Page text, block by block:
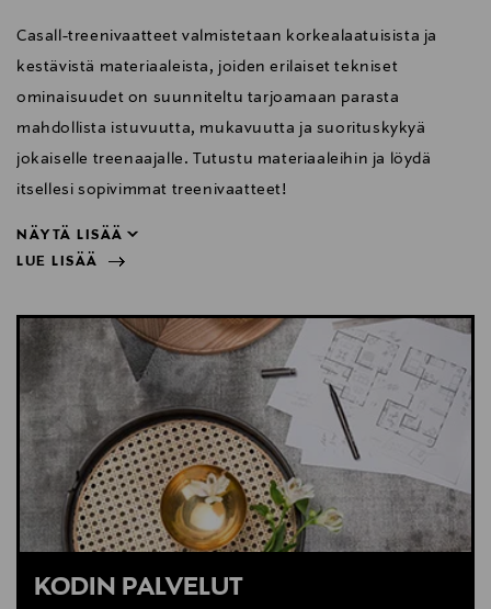
Casall-treenivaatteet valmistetaan korkealaatuisista ja
kestävistä materiaaleista, joiden erilaiset tekniset
ominaisuudet on suunniteltu tarjoamaan parasta
mahdollista istuvuutta, mukavuutta ja suorituskykyä
jokaiselle treenaajalle. Tutustu materiaaleihin ja löydä
itsellesi sopivimmat treenivaatteet!
NÄYTÄ LISÄÄ
LUE LISÄÄ
NÄYTÄ VÄHEMMÄN
LUE LISÄÄ
KODIN PALVELUT